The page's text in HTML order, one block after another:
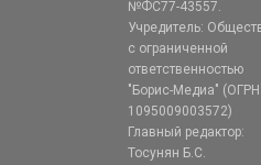
№ФС77-43557.
Учредитель:
с ограниченной
ответственностью
"Борис-Медиа" (ОГРН
1095009003572)
Главный редактор:
Тосунян Б.С.